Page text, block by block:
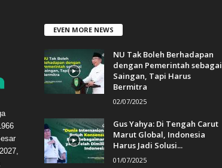
EVEN MORE NEWS
NU Tak Boleh Berhadapan
dengan Pemerintah sebagai
Saingan, Tapi Harus
Bermitra
02/07/2025
Gus Yahya: Di Tengah Carut
Marut Global, Indonesia
Harus Jadi Solusi...
01/07/2025